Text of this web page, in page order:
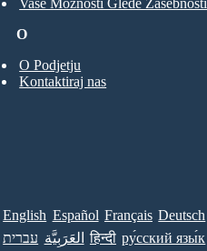
O
O Podjetju
Kontaktiraj nas
English Español Français Deutsch
עברית العَرَبِيَّة हिन्दी ру́сский язы́к